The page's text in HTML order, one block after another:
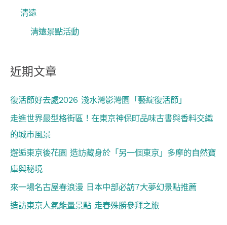
清遠
清遠景點活動
近期文章
復活節好去處2026 淺水灣影灣園「藝綻復活節」
走進世界最型格街區！在東京神保町品味古書與香料交織
的城市風景
邂逅東京後花園 造訪藏身於「另一個東京」多摩的自然寶
庫與秘境
來一場名古屋春浪漫 日本中部必訪7大夢幻景點推薦
造訪東京人氣能量景點 走春殊勝參拜之旅